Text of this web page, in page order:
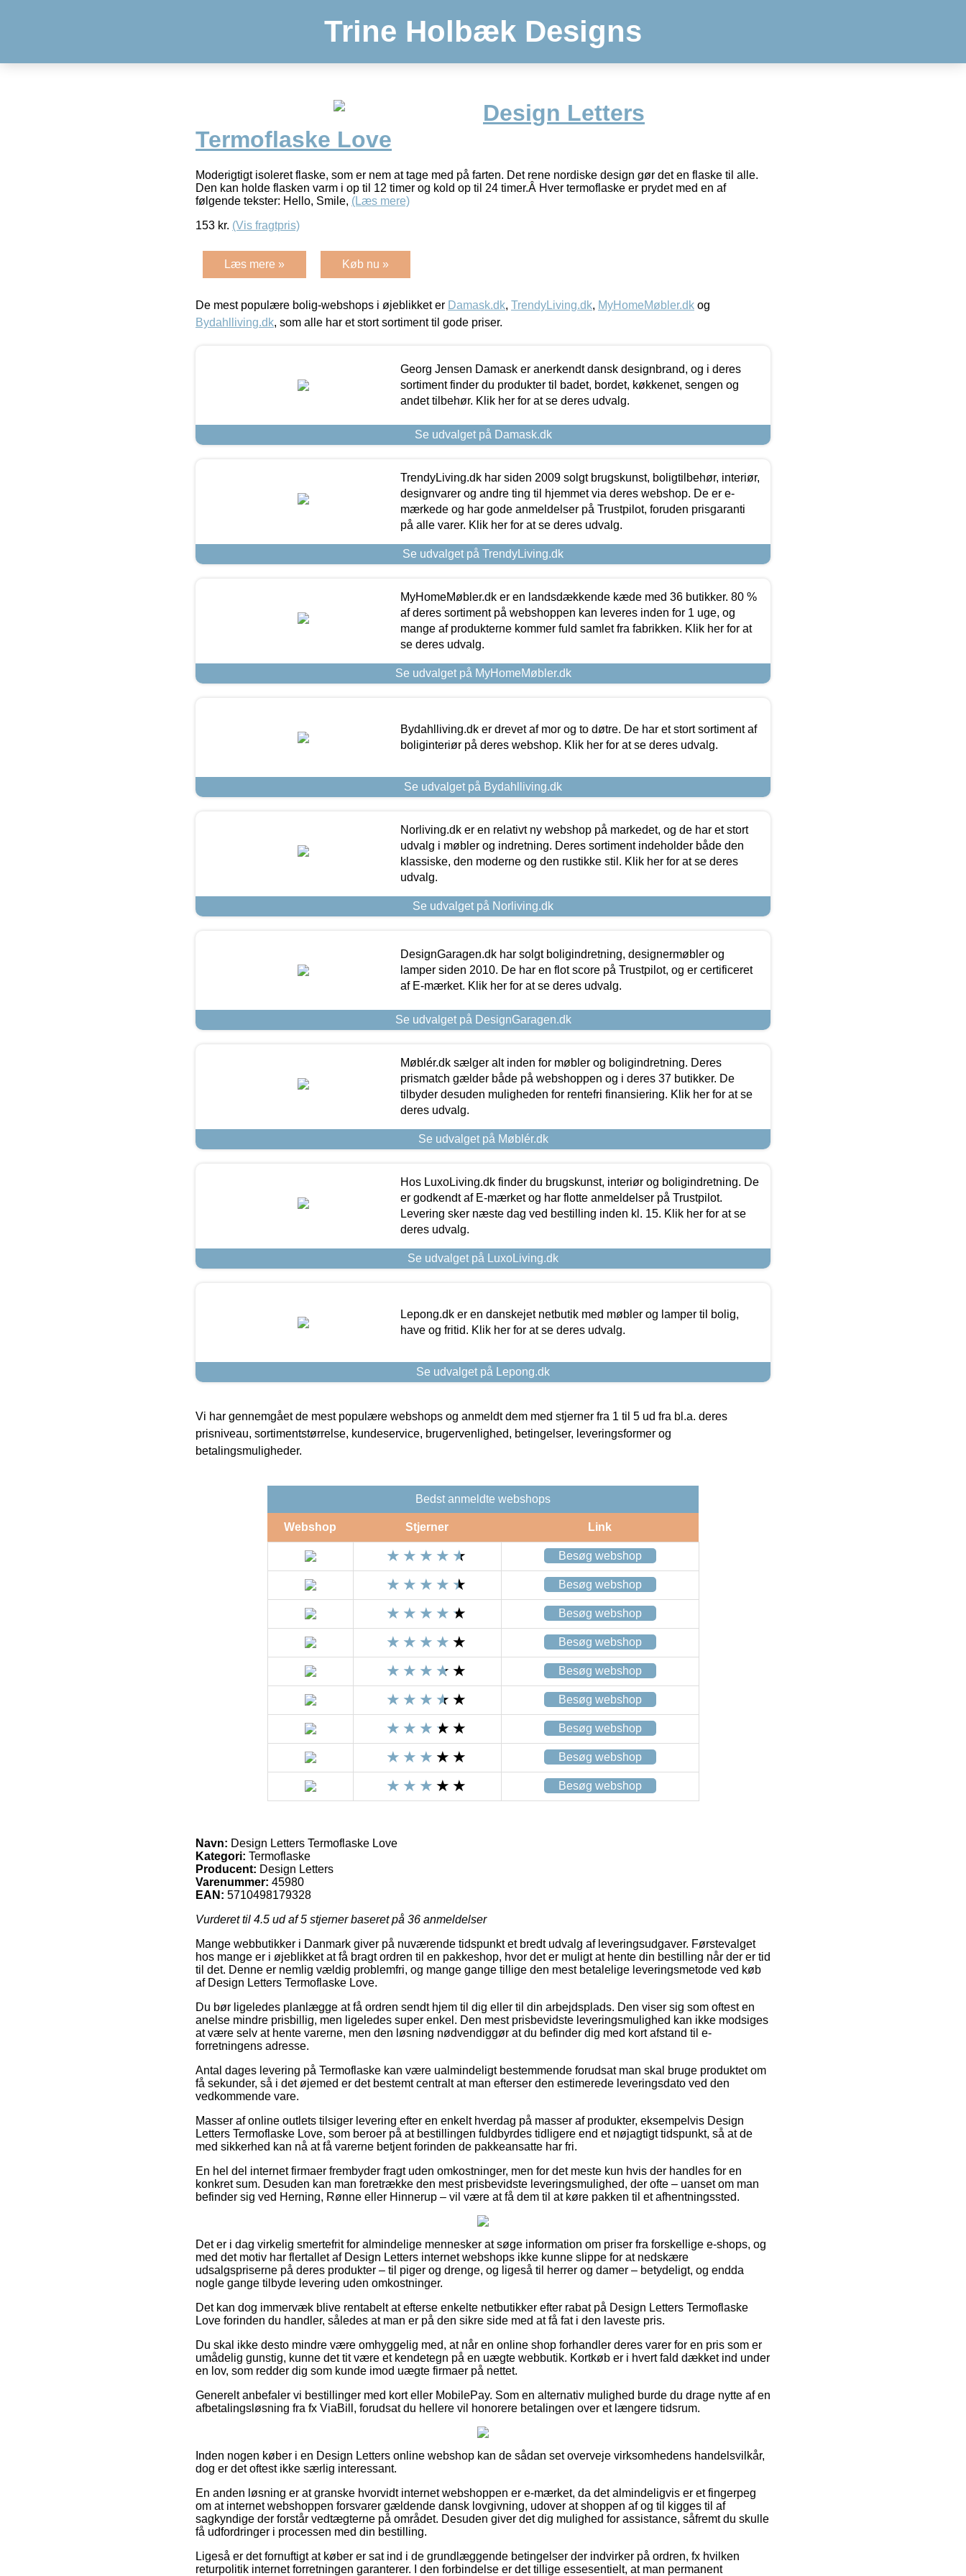
Trine Holbæk Designs
Design Letters
Termoflaske Love
Moderigtigt isoleret flaske, som er nem at tage med på farten. Det rene nordiske design gør det en flaske til alle.
Den kan holde flasken varm i op til 12 timer og kold op til 24 timer.Â Hver termoflaske er prydet med en af
følgende tekster: Hello, Smile, (Læs mere)
153 kr. (Vis fragtpris)
Læs mere » Køb nu »
De mest populære bolig-webshops i øjeblikket er Damask.dk, TrendyLiving.dk, MyHomeMøbler.dk og
Bydahlliving.dk, som alle har et stort sortiment til gode priser.
Georg Jensen Damask er anerkendt dansk designbrand, og i deres
sortiment finder du produkter til badet, bordet, køkkenet, sengen og
andet tilbehør. Klik her for at se deres udvalg.
Se udvalget på Damask.dk
TrendyLiving.dk har siden 2009 solgt brugskunst, boligtilbehør, interiør,
designvarer og andre ting til hjemmet via deres webshop. De er e-
mærkede og har gode anmeldelser på Trustpilot, foruden prisgaranti
på alle varer. Klik her for at se deres udvalg.
Se udvalget på TrendyLiving.dk
MyHomeMøbler.dk er en landsdækkende kæde med 36 butikker. 80 %
af deres sortiment på webshoppen kan leveres inden for 1 uge, og
mange af produkterne kommer fuld samlet fra fabrikken. Klik her for at
se deres udvalg.
Se udvalget på MyHomeMøbler.dk
Bydahlliving.dk er drevet af mor og to døtre. De har et stort sortiment af
boliginteriør på deres webshop. Klik her for at se deres udvalg.
Se udvalget på Bydahlliving.dk
Norliving.dk er en relativt ny webshop på markedet, og de har et stort
udvalg i møbler og indretning. Deres sortiment indeholder både den
klassiske, den moderne og den rustikke stil. Klik her for at se deres
udvalg.
Se udvalget på Norliving.dk
DesignGaragen.dk har solgt boligindretning, designermøbler og
lamper siden 2010. De har en flot score på Trustpilot, og er certificeret
af E-mærket. Klik her for at se deres udvalg.
Se udvalget på DesignGaragen.dk
Møblér.dk sælger alt inden for møbler og boligindretning. Deres
prismatch gælder både på webshoppen og i deres 37 butikker. De
tilbyder desuden muligheden for rentefri finansiering. Klik her for at se
deres udvalg.
Se udvalget på Møblér.dk
Hos LuxoLiving.dk finder du brugskunst, interiør og boligindretning. De
er godkendt af E-mærket og har flotte anmeldelser på Trustpilot.
Levering sker næste dag ved bestilling inden kl. 15. Klik her for at se
deres udvalg.
Se udvalget på LuxoLiving.dk
Lepong.dk er en danskejet netbutik med møbler og lamper til bolig,
have og fritid. Klik her for at se deres udvalg.
Se udvalget på Lepong.dk
Vi har gennemgået de mest populære webshops og anmeldt dem med stjerner fra 1 til 5 ud fra bl.a. deres
prisniveau, sortimentstørrelse, kundeservice, brugervenlighed, betingelser, leveringsformer og
betalingsmuligheder.
Bedst anmeldte webshops
Webshop Stjerner Link
Besøg webshop
Besøg webshop
Besøg webshop
Besøg webshop
Besøg webshop
Besøg webshop
Besøg webshop
Besøg webshop
Besøg webshop
Navn: Design Letters Termoflaske Love
Kategori: Termoflaske
Producent: Design Letters
Varenummer: 45980
EAN: 5710498179328
Vurderet til 4.5 ud af 5 stjerner baseret på 36 anmeldelser
Mange webbutikker i Danmark giver på nuværende tidspunkt et bredt udvalg af leveringsudgaver. Førstevalget
hos mange er i øjeblikket at få bragt ordren til en pakkeshop, hvor det er muligt at hente din bestilling når der er tid
til det. Denne er nemlig vældig problemfri, og mange gange tillige den mest betalelige leveringsmetode ved køb
af Design Letters Termoflaske Love.
Du bør ligeledes planlægge at få ordren sendt hjem til dig eller til din arbejdsplads. Den viser sig som oftest en
anelse mindre prisbillig, men ligeledes super enkel. Den mest prisbevidste leveringsmulighed kan ikke modsiges
at være selv at hente varerne, men den løsning nødvendiggør at du befinder dig med kort afstand til e-
forretningens adresse.
Antal dages levering på Termoflaske kan være ualmindeligt bestemmende forudsat man skal bruge produktet om
få sekunder, så i det øjemed er det bestemt centralt at man efterser den estimerede leveringsdato ved den
vedkommende vare.
Masser af online outlets tilsiger levering efter en enkelt hverdag på masser af produkter, eksempelvis Design
Letters Termoflaske Love, som beroer på at bestillingen fuldbyrdes tidligere end et nøjagtigt tidspunkt, så at de
med sikkerhed kan nå at få varerne betjent forinden de pakkeansatte har fri.
En hel del internet firmaer frembyder fragt uden omkostninger, men for det meste kun hvis der handles for en
konkret sum. Desuden kan man foretrække den mest prisbevidste leveringsmulighed, der ofte – uanset om man
befinder sig ved Herning, Rønne eller Hinnerup – vil være at få dem til at køre pakken til et afhentningssted.
Det er i dag virkelig smertefrit for almindelige mennesker at søge information om priser fra forskellige e-shops, og
med det motiv har flertallet af Design Letters internet webshops ikke kunne slippe for at nedskære
udsalgspriserne på deres produkter – til piger og drenge, og ligeså til herrer og damer – betydeligt, og endda
nogle gange tilbyde levering uden omkostninger.
Det kan dog immervæk blive rentabelt at efterse enkelte netbutikker efter rabat på Design Letters Termoflaske
Love forinden du handler, således at man er på den sikre side med at få fat i den laveste pris.
Du skal ikke desto mindre være omhyggelig med, at når en online shop forhandler deres varer for en pris som er
umådelig gunstig, kunne det tit være et kendetegn på en uægte webbutik. Kortkøb er i hvert fald dækket ind under
en lov, som redder dig som kunde imod uægte firmaer på nettet.
Generelt anbefaler vi bestillinger med kort eller MobilePay. Som en alternativ mulighed burde du drage nytte af en
afbetalingsløsning fra fx ViaBill, forudsat du hellere vil honorere betalingen over et længere tidsrum.
Inden nogen køber i en Design Letters online webshop kan de sådan set overveje virksomhedens handelsvilkår,
dog er det oftest ikke særlig interessant.
En anden løsning er at granske hvorvidt internet webshoppen er e-mærket, da det almindeligvis er et fingerpeg
om at internet webshoppen forsvarer gældende dansk lovgivning, udover at shoppen af og til kigges til af
sagkyndige der forstår vedtægterne på området. Desuden giver det dig mulighed for assistance, såfremt du skulle
få udfordringer i processen med din bestilling.
Ligeså er det fornuftigt at køber er sat ind i de grundlæggende betingelser der indvirker på ordren, fx hvilken
returpolitik internet forretningen garanterer. I den forbindelse er det tillige essesentielt, at man permanent